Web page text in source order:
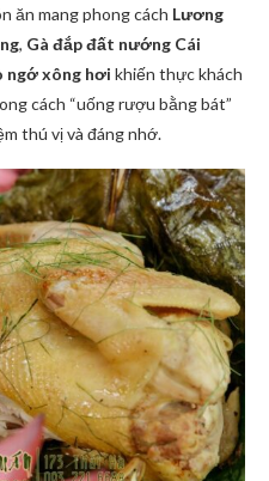
ăn mang phong cách Lương
, Gà đắp đất nướng Cái
ngớ xông hơi khiến thực khách
cách “uống rượu bằng bát”
thú vị và đáng nhớ.